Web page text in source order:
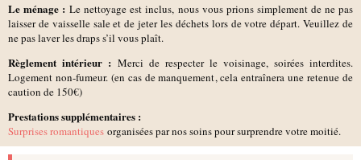
Le ménage : Le nettoyage est inclus, nous vous prions simplement de ne pas
laisser de vaisselle sale et de jeter les déchets lors de votre départ. Veuillez de
ne pas laver les draps s’il vous plaît.
Règlement intérieur : Merci de respecter le voisinage, soirées interdites.
Logement non-fumeur. (en cas de manquement, cela entraînera une retenue de
caution de 150€)
Prestations supplémentaires :
Surprises romantiques organisées par nos soins pour surprendre votre moitié.